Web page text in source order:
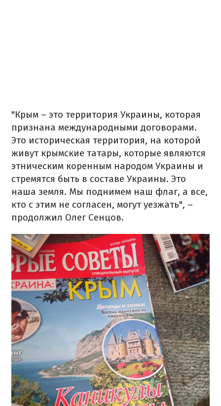
"Крым – это территория Украины, которая
признана международными договорами.
Это историческая территория, на которой
живут крымские татары, которые являются
этническим коренным народом Украины и
стремятся быть в составе Украины. Это
наша земля. Мы поднимем наш флаг, а все,
кто с этим не согласен, могут уезжать", –
продолжил Олег Сенцов.